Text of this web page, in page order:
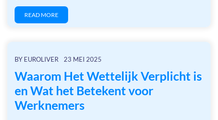
READ MORE
BY EUROLIVER 23 MEI 2025
Waarom Het Wettelijk Verplicht is
en Wat het Betekent voor
Werknemers